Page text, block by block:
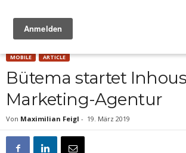
MOBILE ARTICLE
Bütema startet
Marketing-Agentur
Von Maximilian Feigl - 19. März 2019